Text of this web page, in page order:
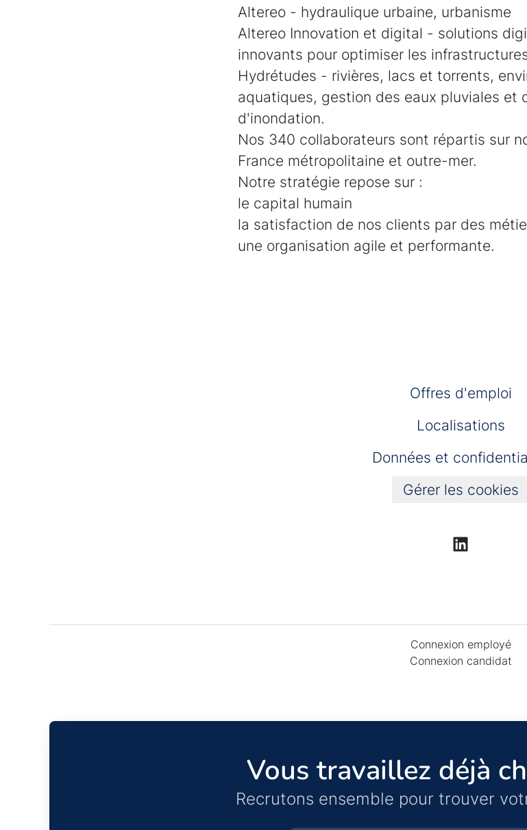
Altereo - hydraulique urbaine, urbanisme
Altereo Innovation et digital - solutions
innovants pour optimiser les
Hydrétudes - rivières, lacs et torrents,
aquatiques, gestion des eaux pluviales et
d'inondation.
Nos 340 collaborateurs sont répartis sur
France métropolitaine et outre-mer.
Notre stratégie repose sur :
le capital humain
la satisfaction de nos clients par des
une organisation agile et performante.
Offres d'emploi
Localisations
Données et
Gérer les cookies
Connexion employé
Connexion candidat
Vous travaillez déjà
Recrutons ensemble pour trouver